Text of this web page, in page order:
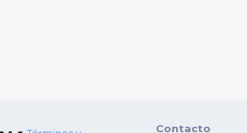
Contacto